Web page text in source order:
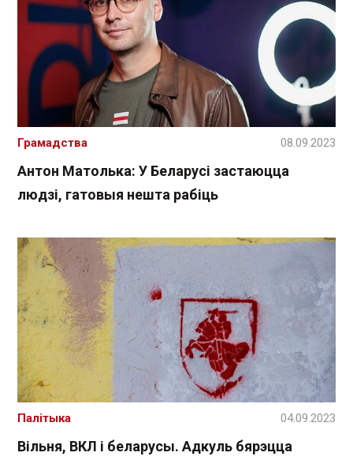
Антон Матолька: У Беларусі застаюцца
людзі, гатовыя нешта рабіць
Грамадства 08.09.2023
Вільня, ВКЛ і беларусы. Адкуль бярэцца
Палітыка 04.09.2023